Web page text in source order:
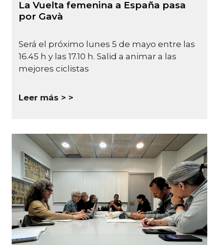
La Vuelta femenina a España pasa
por Gavà
Será el próximo lunes 5 de mayo entre las
16.45 h y las 17.10 h. Salid a animar a las
mejores ciclistas
Leer más >